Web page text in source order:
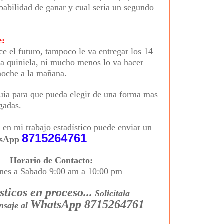
de ganar y cual seria un segundo
el futuro, tampoco le va entregar los 14
quiniela, ni mucho menos lo va hacer
a la mañana.
para que pueda elegir de una forma mas
en mi trabajo estadístico puede enviar un
8715264761
Horario de Contacto:
a Sabado 9:00 am a 10:00 pm
en proceso... Solicítala
al WhatsApp 8715264761